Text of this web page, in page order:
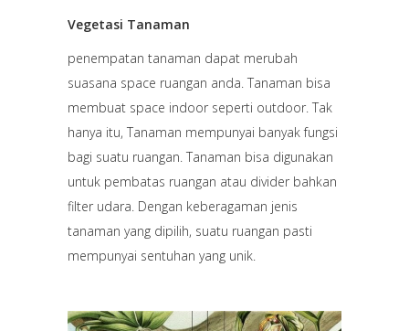
Vegetasi Tanaman
penempatan tanaman dapat merubah
suasana space ruangan anda. Tanaman bisa
membuat space indoor seperti outdoor. Tak
hanya itu, Tanaman mempunyai banyak fungsi
bagi suatu ruangan. Tanaman bisa digunakan
untuk pembatas ruangan atau divider bahkan
filter udara. Dengan keberagaman jenis
tanaman yang dipilih, suatu ruangan pasti
mempunyai sentuhan yang unik.